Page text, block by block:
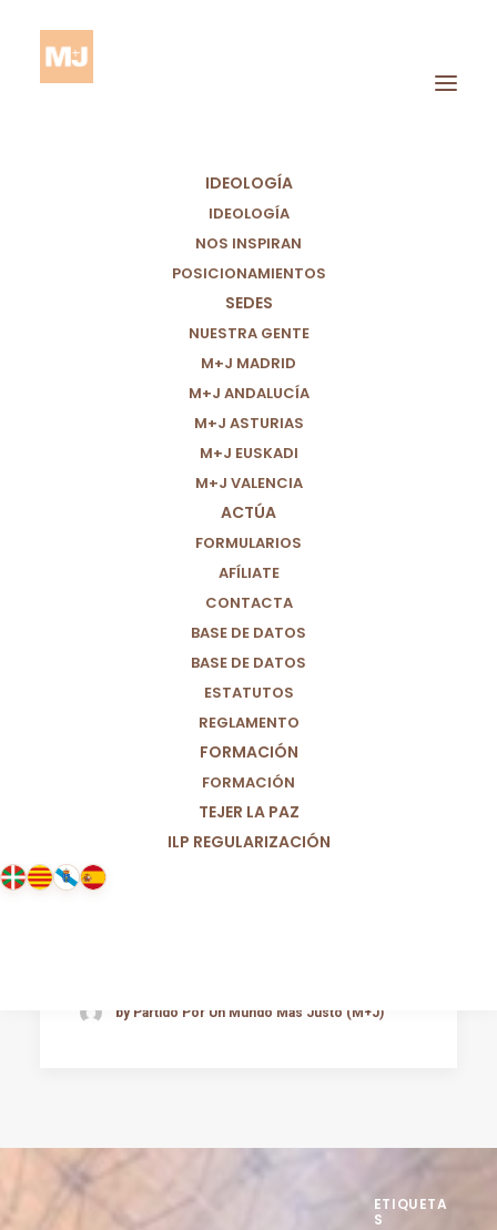
IDEOLOGÍA
IDEOLOGÍA
NOS INSPIRAN
POSICIONAMIENTOS
SEDES
NUESTRA GENTE
M+J MADRID
M+J ANDALUCÍA
M+J ASTURIAS
M+J EUSKADI
M+J VALENCIA
ACTÚA
FORMULARIOS
AFÍLIATE
CONTACTA
BASE DE DATOS
BASE DE DATOS
ESTATUTOS
REGLAMENTO
FORMACIÓN
FORMACIÓN
TEJER LA PAZ
ILP REGULARIZACIÓN
Prostitución
by Partido Por Un Mundo Más Justo (M+J)
ETIQUETA
S